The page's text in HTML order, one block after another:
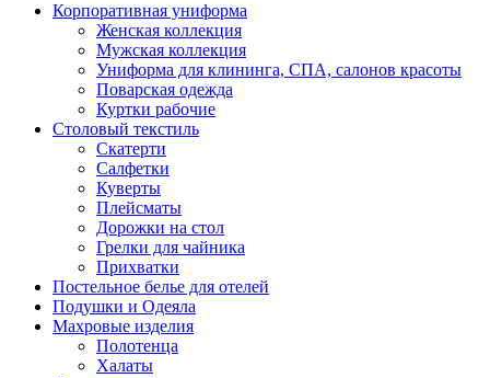
Корпоративная униформа
Женская коллекция
Мужская коллекция
Униформа для клининга, СПА, салонов красоты
Поварская одежда
Куртки рабочие
Столовый текстиль
Скатерти
Салфетки
Куверты
Плейсматы
Дорожки на стол
Грелки для чайника
Прихватки
Постельное белье для отелей
Подушки и Одеяла
Махровые изделия
Полотенца
Халаты